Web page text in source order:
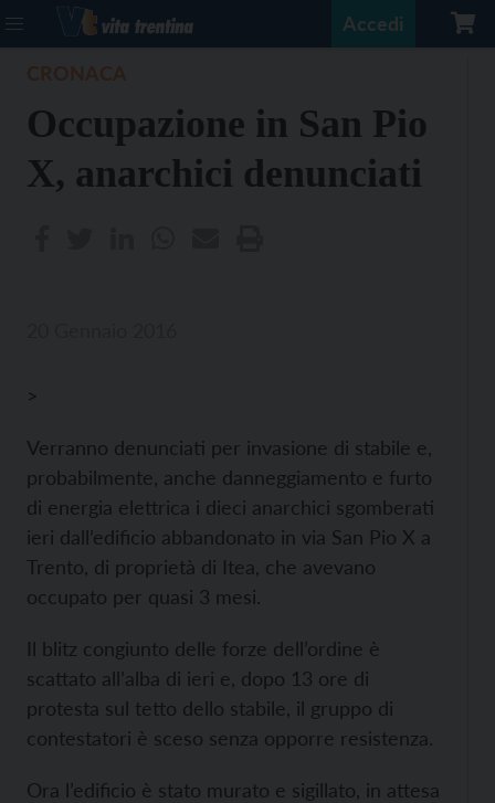
Accedi
Occupazione in San Pio
X, anarchici denunciati
>
Verranno denunciati per invasione di stabile e,
probabilmente, anche danneggiamento e furto
di energia elettrica i dieci anarchici sgomberati
ieri dall’edificio abbandonato in via San Pio X a
Trento, di proprietà di Itea, che avevano
occupato per quasi 3 mesi.
Il blitz congiunto delle forze dell’ordine è
scattato all’alba di ieri e, dopo 13 ore di
protesta sul tetto dello stabile, il gruppo di
contestatori è sceso senza opporre resistenza.
Ora l’edificio è stato murato e sigillato, in attesa